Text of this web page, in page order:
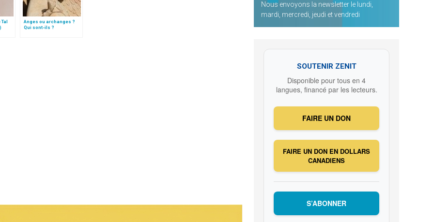
Anges ou archanges ?
Qui sont-ils ?
Nous envoyons la newsletter le lundi,
mardi, mercredi, jeudi et vendredi
SOUTENIR ZENIT
Disponible pour tous en 4
langues, financé par les lecteurs.
FAIRE UN DON
FAIRE UN DON EN DOLLARS
CANADIENS
S’ABONNER